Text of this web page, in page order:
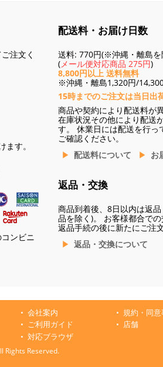
注文く
す。
ンビニ
配送料・お届け日数
送料: 770円(※沖縄・離島を
(メール便対応商品 275円)
8,800円以上 送料無料
※沖縄・離島1,320円/
15時までのご注文は当日出
商品や契約により配送料が
在庫状況その他により配送
す。 休業日には配送を行っ
ご確認ください。
配送料について
お
返品・交換
商品到着後、8日以内は返
品を除く)。 お客様都合での
返品手続の後に新たにご注
返品・交換について
会社案内
規約・同
ご利用ガイド
店舗
対応ブラウザ
Rights Reserved.